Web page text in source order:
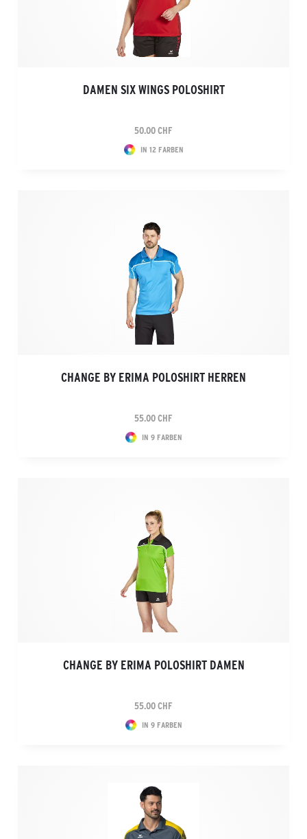
DAMEN SIX WINGS POLOSHIRT
50.00 CHF
IN 12 FARBEN
CHANGE BY ERIMA POLOSHIRT HERREN
55.00 CHF
IN 9 FARBEN
CHANGE BY ERIMA POLOSHIRT DAMEN
55.00 CHF
IN 9 FARBEN